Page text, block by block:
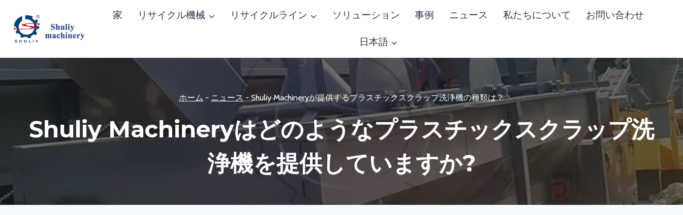
キ
ッ
家 リサイクル機械 リサイクルライン ソリューション 事例 ニュース 私たちについて お問い合わせ
日本語
ホーム - ニュース - Shuliy Machineryが提供するプラスチックスクラップ洗浄機の種類は？
Shuliy Machineryはどのようなプラスチックスクラップ洗
浄機を提供していますか?